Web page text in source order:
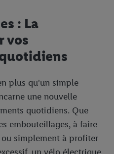
: La
vos
plus qu'un simple
une nouvelle
quotidiens. Que
embouteillages, à faire
simplement à profiter